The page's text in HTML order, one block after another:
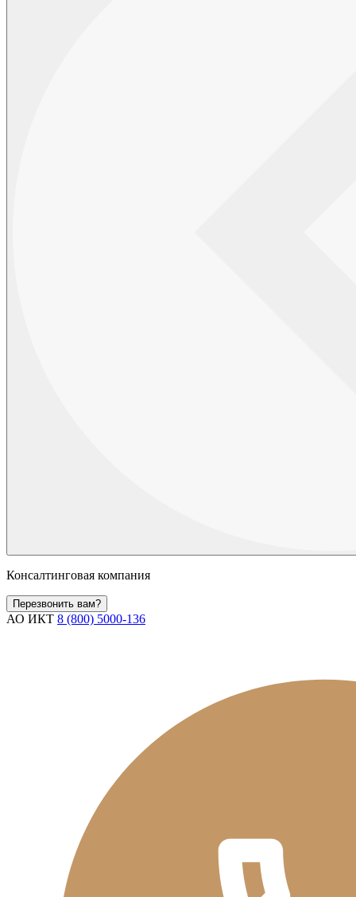
Консалтинговая компания
Перезвонить вам?
АО ИКТ 8 (800) 5000-136